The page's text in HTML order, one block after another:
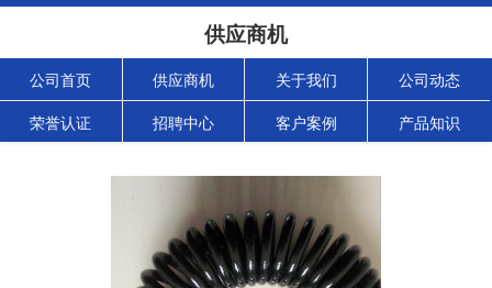
供应商机
公司首页 供应商机 关于我们 公司动态
荣誉认证 招聘中心 客户案例 产品知识